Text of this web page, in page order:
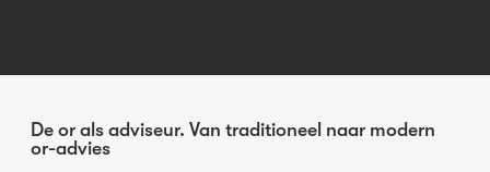
De or als adviseur. Van traditioneel naar modern
or-advies